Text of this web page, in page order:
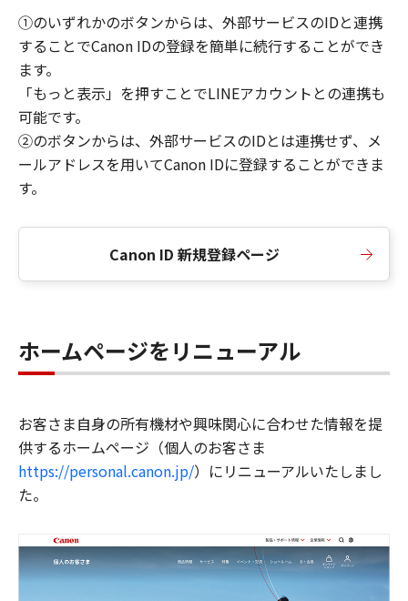
①のいずれかのボタンからは、外部サービスのIDと連携
することでCanon IDの登録を簡単に続行することができ
ます。
「もっと表示」を押すことでLINEアカウントとの連携も
可能です。
②のボタンからは、外部サービスのIDとは連携せず、メ
ールアドレスを用いてCanon IDに登録することができま
す。
Canon ID 新規登録ページ
ホームページをリニューアル
お客さま自身の所有機材や興味関心に合わせた情報を提
供するホームページ（個人のお客さま
https://personal.canon.jp/）にリニューアルいたしまし
た。